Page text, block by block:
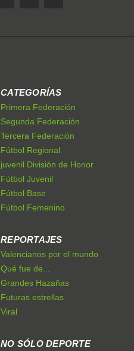
CATEGORÍAS
Primera Federación
Segunda Federación
Tercera Federación
Fútbol Regional
juvenil División de Honor
Fútbol Juvenil
Fútbol Base
Fútbol Femenino
REPORTAJES
Valencianos por el mundo
Qué fue de...
Grandes Hazañas
Futuras estrellas
Viral
NO SÓLO DEPORTE